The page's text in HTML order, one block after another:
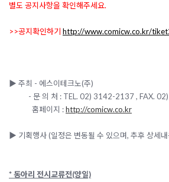
별도 공지사항을 확인해주세요.
>>공지확인하기 http://www.comicw.co.kr/
▶ 주최 - 에스이테크노(주)
- 문 의 처 : TEL. 02) 3142-2137 , FAX.
홈페이지 :http://comicw.co.kr
▶ 기획행사 (일정은 변동될 수 있으며, 추후 상세
* 동아리 전시교류전(양일)